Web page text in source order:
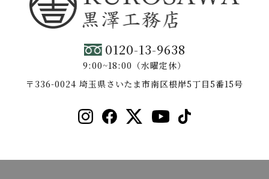
0120-13-9638
9:00~18:00（水曜定休）
〒336-0024 埼玉県さいたま市南区根岸5丁目5番15号